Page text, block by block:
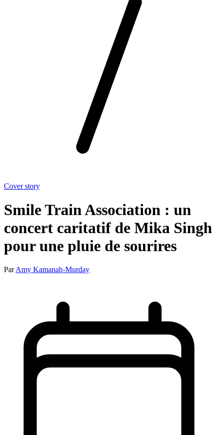
Cover story
Smile Train Association : un
concert caritatif de Mika Singh
pour une pluie de sourires
ParAmy Kamanah-Murday